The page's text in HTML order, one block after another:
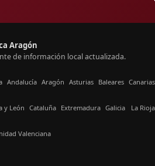
Aragón
de información local actualizada.
Andalucía Aragón Asturias Baleares Canarias
y León Cataluña Extremadura Galicia La Rioja
Valenciana